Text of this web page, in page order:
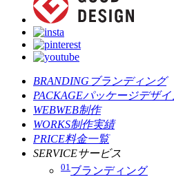
BRANDING ブランディング
PACKAGEパッケージデザイ
WEBWEB制作
WORKS制作実績
PRICE料金一覧
SERVICEサービス
01 ブランディング